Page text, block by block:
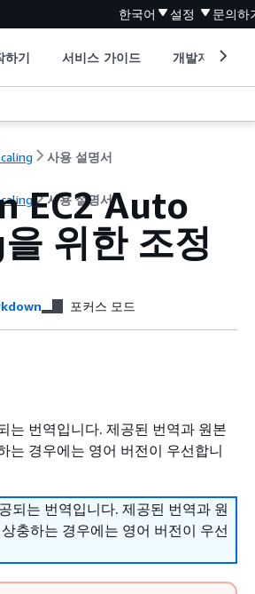
한국어 설정 문의하
하기 서비스 가이드 개발자 도구
사용 설명서
사용 설명서
EC2 Auto
위한 조정
포커스 모드
는 번역입니다. 제공된 번역과 원본
는 경우에는 영어 버전이 우선합니
되는 번역입니다. 제공된 번역과 원
충하는 경우에는 영어 버전이 우선